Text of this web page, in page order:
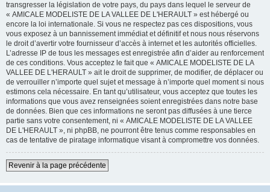
transgresser la législation de votre pays, du pays dans lequel le serveur de
« AMICALE MODELISTE DE LA VALLEE DE L'HERAULT » est hébergé ou
encore la loi internationale. Si vous ne respectez pas ces dispositions, vous
vous exposez à un bannissement immédiat et définitif et nous nous réservons
le droit d’avertir votre fournisseur d’accès à internet et les autorités officielles.
L’adresse IP de tous les messages est enregistrée afin d’aider au renforcement
de ces conditions. Vous acceptez le fait que « AMICALE MODELISTE DE LA
VALLEE DE L'HERAULT » ait le droit de supprimer, de modifier, de déplacer ou
de verrouiller n’importe quel sujet et message à n’importe quel moment si nous
estimons cela nécessaire. En tant qu’utilisateur, vous acceptez que toutes les
informations que vous avez renseignées soient enregistrées dans notre base
de données. Bien que ces informations ne seront pas diffusées à une tierce
partie sans votre consentement, ni « AMICALE MODELISTE DE LA VALLEE
DE L'HERAULT », ni phpBB, ne pourront être tenus comme responsables en
cas de tentative de piratage informatique visant à compromettre vos données.
Revenir à la page précédente